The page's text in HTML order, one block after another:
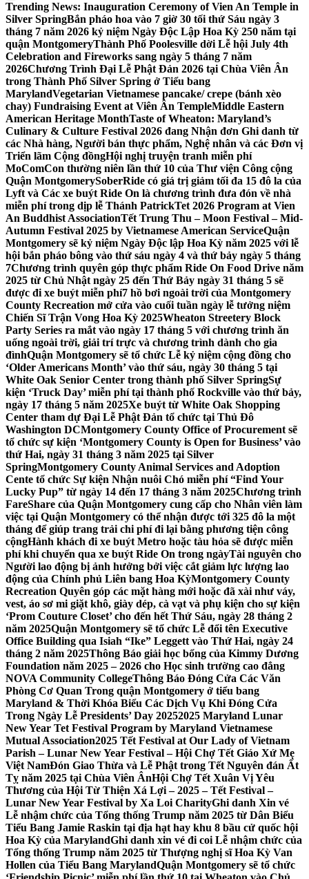
Trending News: Inauguration Ceremony of Vien An Temple in
Silver SpringBắn pháo hoa vào 7 giờ 30 tối thứ Sáu ngày 3
tháng 7 năm 2026 kỷ niệm Ngày Độc Lập Hoa Kỳ 250 năm tại
quận MontgomeryThành Phố Poolesville dời Lễ hội July 4th
Celebration and Fireworks sang ngày 5 tháng 7 năm
2026Chương Trình Đại Lễ Phật Đản 2026 tại Chùa Viên Ân
trong Thành Phố Silver Spring ở Tiểu bang
MarylandVegetarian Vietnamese pancake/ crepe (bánh xèo
chay) Fundraising Event at Viên Ân TempleMiddle Eastern
American Heritage MonthTaste of Wheaton: Maryland’s
Culinary & Culture Festival 2026 đang Nhận đơn Ghi danh từ
các Nhà hàng, Người bán thực phẩm, Nghệ nhân và các Đơn vị
Triển lãm Cộng đồngHội nghị truyện tranh miễn phí
MoComCon thường niên lần thứ 10 của Thư viện Công cộng
Quận MontgomerySoberRide có giá trị giảm tối đa 15 đô la của
Lyft và Các xe buýt Ride On là chương trình đưa đón về nhà
miễn phí trong dịp lễ Thánh PatrickTet 2026 Program at Vien
An Buddhist AssociationTết Trung Thu – Moon Festival – Mid-
Autumn Festival 2025 by Vietnamese American ServiceQuận
Montgomery sẽ kỷ niệm Ngày Độc lập Hoa Kỳ năm 2025 với lễ
hội bắn pháo bông vào thứ sáu ngày 4 và thứ bảy ngày 5 tháng
7Chương trình quyên góp thực phẩm Ride On Food Drive năm
2025 từ Chủ Nhật ngày 25 đến Thứ Bảy ngày 31 tháng 5 sẽ
được đi xe buýt miễn phí7 hồ bơi ngoài trời của Montgomery
County Recreation mở cửa vào cuối tuần ngày lễ tưởng niệm
Chiến Sĩ Trận Vong Hoa Kỳ 2025Wheaton Streetery Block
Party Series ra mắt vào ngày 17 tháng 5 với chương trình ăn
uống ngoài trời, giải trí trực và chương trình dành cho gia
đìnhQuận Montgomery sẽ tổ chức Lễ kỷ niệm cộng đồng cho
‘Older Americans Month’ vào thứ sáu, ngày 30 tháng 5 tại
White Oak Senior Center trong thành phố Silver SpringSự
kiện ‘Truck Day’ miễn phí tại thành phố Rockville vào thứ bảy,
ngày 17 tháng 5 năm 2025Xe buýt từ White Oak Shopping
Center tham dự Đại Lễ Phật Đản tổ chức tại Thủ Đô
Washington DCMontgomery County Office of Procurement sẽ
tổ chức sự kiện ‘Montgomery County is Open for Business’ vào
thứ Hai, ngày 31 tháng 3 năm 2025 tại Silver
SpringMontgomery County Animal Services and Adoption
Cente tổ chức Sự kiện Nhận nuôi Chó miễn phí “Find Your
Lucky Pup” từ ngày 14 đến 17 tháng 3 năm 2025Chương trình
FareShare của Quận Montgomery cung cấp cho Nhân viên làm
việc tại Quận Montgomery có thể nhận được tới 325 đô la một
tháng để giúp trang trải chi phí đi lại bằng phương tiện công
cộngHành khách đi xe buýt Metro hoặc tàu hỏa sẽ được miễn
phí khi chuyển qua xe buýt Ride On trong ngàyTài nguyên cho
Người lao động bị ảnh hưởng bởi việc cắt giảm lực lượng lao
động của Chính phủ Liên bang Hoa KỳMontgomery County
Recreation Quyên góp các mặt hàng mới hoặc đã xài như váy,
vest, áo sơ mi giặt khô, giày dép, cà vạt và phụ kiện cho sự kiện
‘Prom Couture Closet’ cho đến hết Thứ Sáu, ngày 28 tháng 2
năm 2025Quận Montgomery sẽ tổ chức Lễ đổi tên Executive
Office Building qua Isiah “Ike” Leggett vào Thứ Hai, ngày 24
tháng 2 năm 2025Thông Báo giải học bổng của Kimmy Dương
Foundation năm 2025 – 2026 cho Học sinh trường cao đẳng
NOVA Community CollegeThông Báo Đóng Cửa Các Văn
Phòng Cơ Quan Trong quận Montgomery ở tiểu bang
Maryland & Thời Khóa Biểu Các Dịch Vụ Khi Đóng Cửa
Trong Ngày Lễ Presidents’ Day 20252025 Maryland Lunar
New Year Tet Festival Program by Maryland Vietnamese
Mutual Association2025 Tết Festival at Our Lady of Vietnam
Parish – Lunar New Year Festival – Hội Chợ Tết Giáo Xứ Mẹ
Việt NamĐón Giao Thừa và Lễ Phật trong Tết Nguyên đán Ất
Tỵ năm 2025 tại Chùa Viên ÂnHội Chợ Tết Xuân Vị Yêu
Thương của Hội Từ Thiện Xá Lợi – 2025 – Tết Festival –
Lunar New Year Festival by Xa Loi CharityGhi danh Xin vé
Lễ nhậm chức của Tổng thống Trump năm 2025 từ Dân Biểu
Tiểu Bang Jamie Raskin tại địa hạt hay khu 8 bầu cử quốc hội
Hoa Kỳ của MarylandGhi danh xin vé đi coi Lễ nhậm chức của
Tổng thống Trump năm 2025 từ Thượng nghị sĩ Hoa Kỳ Van
Hollen của Tiểu Bang MarylandQuận Montgomery sẽ tổ chức